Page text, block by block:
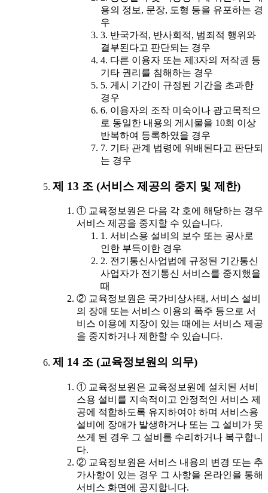
용의 정보, 문장, 도형 등을 유포하는 경
우
3. 반국가적, 반사회적, 범죄적 행위와
결부된다고 판단되는 경우
4. 다른 이용자 또는 제3자의 저작권 등
기타 권리를 침해하는 경우
5. 게시 기간이 규정된 기간을 초과한
경우
6. 이용자의 조작 미숙이나 광고목적으
로 동일한 내용의 게시물을 10회 이상
반복하여 등록하였을 경우
7. 기타 관계 법령에 위배된다고 판단되
는 경우
제 13 조 (서비스 제공의 중지 및 제한)
① 교육정보원은 다음 각 호에 해당하는 경우
서비스 제공을 중지할 수 있습니다.
1. 서비스용 설비의 보수 또는 공사로
인한 부득이한 경우
2. 전기통신사업법에 규정된 기간통신
사업자가 전기통신 서비스를 중지했을
때
② 교육정보원은 국가비상사태, 서비스 설비
의 장애 또는 서비스 이용의 폭주 등으로 서
비스 이용에 지장이 있는 때에는 서비스 제공
을 중지하거나 제한할 수 있습니다.
제 14 조 (교육정보원의 의무)
① 교육정보원은 교육정보원에 설치된 서비
스용 설비를 지속적이고 안정적인 서비스 제
공에 적합하도록 유지하여야 하며 서비스용
설비에 장애가 발생하거나 또는 그 설비가 못
쓰게 된 경우 그 설비를 수리하거나 복구합니
다.
② 교육정보원은 서비스 내용의 변경 또는 추
가사항이 있는 경우 그 사항을 온라인을 통해
서비스 화면에 공지합니다.